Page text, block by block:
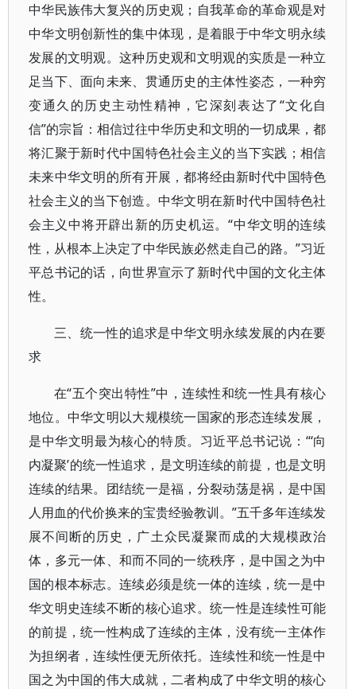
中华民族伟大复兴的历史观；自我革命的革命观是对
中华文明创新性的集中体现，是着眼于中华文明永续
发展的文明观。这种历史观和文明观的实质是一种立
足当下、面向未来、贯通历史的主体性姿态，一种穷
变通久的历史主动性精神，它深刻表达了“文化自
信”的宗旨：相信过往中华历史和文明的一切成果，都
将汇聚于新时代中国特色社会主义的当下实践；相信
未来中华文明的所有开展，都将经由新时代中国特色
社会主义的当下创造。中华文明在新时代中国特色社
会主义中将开辟出新的历史机运。“中华文明的连续
性，从根本上决定了中华民族必然走自己的路。”习近
平总书记的话，向世界宣示了新时代中国的文化主体
性。
三、统一性的追求是中华文明永续发展的内在要
求
在“五个突出特性”中，连续性和统一性具有核心
地位。中华文明以大规模统一国家的形态连续发展，
是中华文明最为核心的特质。习近平总书记说：“‘向
内凝聚’的统一性追求，是文明连续的前提，也是文明
连续的结果。团结统一是福，分裂动荡是祸，是中国
人用血的代价换来的宝贵经验教训。”五千多年连续发
展不间断的历史，广土众民凝聚而成的大规模政治
体，多元一体、和而不同的一统秩序，是中国之为中
国的根本标志。连续必须是统一体的连续，统一是中
华文明史连续不断的核心追求。统一性是连续性可能
的前提，统一性构成了连续的主体，没有统一主体作
为担纲者，连续性便无所依托。连续性和统一性是中
国之为中国的伟大成就，二者构成了中华文明的核心